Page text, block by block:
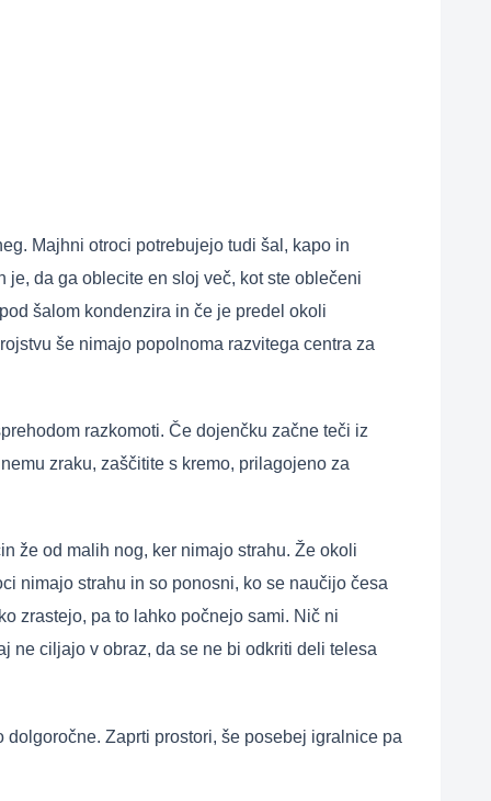
Majhni otroci potrebujejo tudi šal, kapo in
da ga oblecite en sloj več, kot ste oblečeni
šalom kondenzira in če je predel okoli
še nimajo popolnoma razvitega centra za
razkomoti. Če dojenčku začne teči iz
zraku, zaščitite s kremo, prilagojeno za
že od malih nog, ker nimajo strahu. Že okoli
nimajo strahu in so ponosni, ko se naučijo česa
zrastejo, pa to lahko počnejo sami. Nič ni
ne ciljajo v obraz, da se ne bi odkriti deli telesa
Zaprti prostori, še posebej igralnice pa